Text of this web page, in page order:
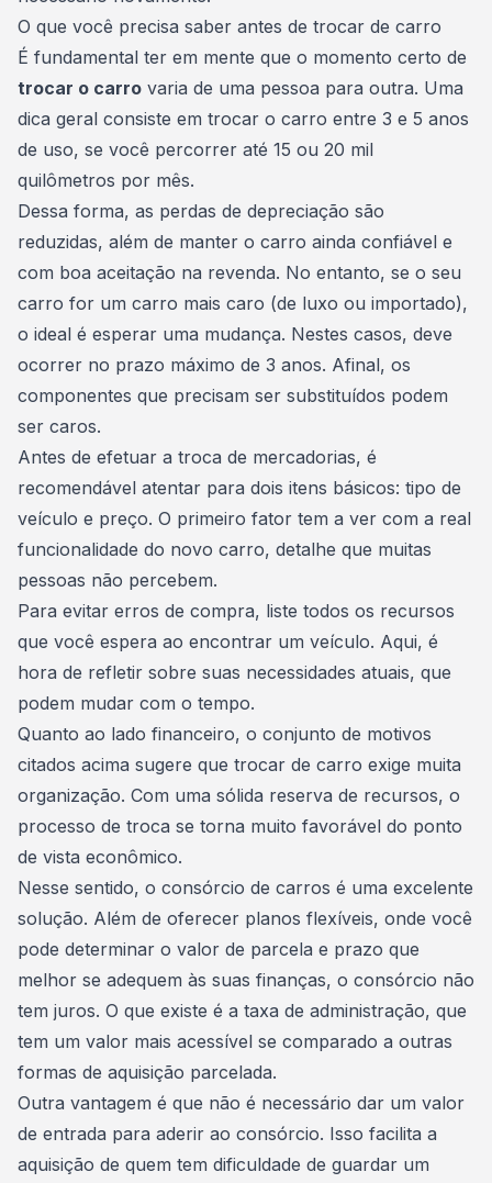
O que você precisa saber antes de trocar de carro
É fundamental ter em mente que o momento certo de
trocar o carro varia de uma pessoa para outra. Uma
dica geral consiste em trocar o carro entre 3 e 5 anos
de uso, se você percorrer até 15 ou 20 mil
quilômetros por mês.
Dessa forma, as perdas de depreciação são
reduzidas, além de manter o carro ainda confiável e
com boa aceitação na revenda. No entanto, se o seu
carro for um carro mais caro (de luxo ou importado),
o ideal é esperar uma mudança. Nestes casos, deve
ocorrer no prazo máximo de 3 anos. Afinal, os
componentes que precisam ser substituídos podem
ser caros.
Antes de efetuar a troca de mercadorias, é
recomendável atentar para dois itens básicos: tipo de
veículo e preço. O primeiro fator tem a ver com a real
funcionalidade do novo carro, detalhe que muitas
pessoas não percebem.
Para evitar erros de compra, liste todos os recursos
que você espera ao encontrar um veículo. Aqui, é
hora de refletir sobre suas necessidades atuais, que
podem mudar com o tempo.
Quanto ao lado financeiro, o conjunto de motivos
citados acima sugere que trocar de carro exige muita
organização. Com uma sólida reserva de recursos, o
processo de troca se torna muito favorável do ponto
de vista econômico.
Nesse sentido, o consórcio de carros é uma excelente
solução. Além de oferecer planos flexíveis, onde você
pode determinar o valor de parcela e prazo que
melhor se adequem às suas finanças, o consórcio não
tem juros. O que existe é a taxa de administração, que
tem um valor mais acessível se comparado a outras
formas de aquisição parcelada.
Outra vantagem é que não é necessário dar um valor
de entrada para aderir ao consórcio. Isso facilita a
aquisição de quem tem dificuldade de guardar um